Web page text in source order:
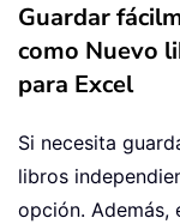
Guardar
como Nuevo
para Excel
Si necesita
libros
opción. Además,